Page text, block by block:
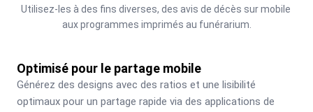
Utilisez-les à des fins diverses, des avis de décès sur mobile
aux programmes imprimés au funérarium.
Optimisé pour le partage mobile
Générez des designs avec des ratios et une lisibilité
optimaux pour un partage rapide via des applications de